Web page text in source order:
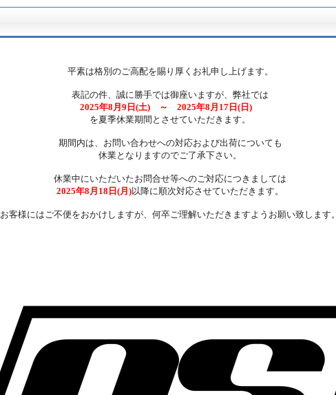
平素は格別のご高配を賜り厚くお礼申し上げます。
表記の件、誠に勝手では御座いますが、弊社では
2025年8月9日(土) ～ 2025年8月17日(日)
を夏季休業期間とさせていただきます。
期間内は、お問い合わせへの対応および出荷についても
休業となりますのでご了承下さい。
休業中にいただいたお問合せ等へのご対応につきましては
2025年8月18日(月)以降に順次対応させていただきます。
お客様にはご不便をおかけしますが、何卒ご理解いただきますようお願い致します。